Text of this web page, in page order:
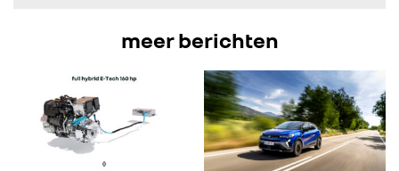
CONTACT
meer berichten